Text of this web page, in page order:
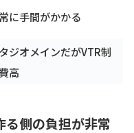
に手間がかかる
ジオメインだがVTR制
高
る側の負担が非常